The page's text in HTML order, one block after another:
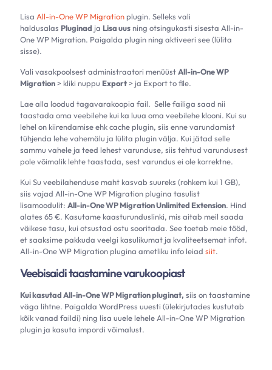
Lisa All-in-One WP Migration plugin. Selleks vali
haldusalas Pluginad ja Lisa uus ning otsingukasti sisesta All-in-
One WP Migration. Paigalda plugin ning aktiveeri see (lülita
sisse).
Vali vasakpoolsest administraatori menüüstAll-in-One WP
Migration> kliki nuppu Export> ja Export to file.
Lae alla loodud tagavarakoopia fail. Selle failiga saad nii
taastada oma veebilehe kui ka luua oma veebilehe klooni. Kui su
lehel on kiirendamise ehk cache plugin, siis enne varundamist
tühjenda lehe vahemälu ja lülita plugin välja. Kui jätad selle
sammu vahele ja teed lehest varunduse, siis tehtud varundusest
pole võimalik lehte taastada, sest varundus ei ole korrektne.
Kui Su veebilahenduse maht kasvab suureks (rohkem kui 1 GB),
siis vajad All-in-One WP Migration plugina tasulist
lisamoodulit: All-in-One WP Migration Unlimited Extension. Hind
alates 65 €. Kasutame kaasturunduslinki, mis aitab meil saada
väikese tasu, kui otsustad ostu sooritada. See toetab meie tööd,
et saaksime pakkuda veelgi kasulikumat ja kvaliteetsemat infot.
All-in-One WP Migration plugina ametliku info leiad siit.
Veebisaidi taastamine varukoopiast
Kui kasutadAll-in-One WP Migration pluginat, siis on taastamine
väga lihtne. Paigalda WordPress uuesti (ülekirjutades kustutab
kõik vanad faildi) ning lisa uuele leheleAll-in-One WP Migration
plugin ja kasuta impordi võimalust.